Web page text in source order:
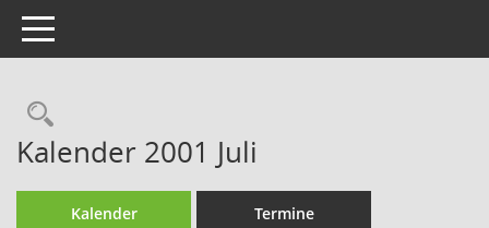
Toggle navigation
Rechercheauswahl
Kalender 2001 Juli
Kalender Termine